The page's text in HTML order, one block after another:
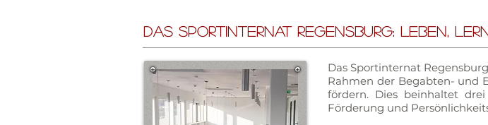
Das Sportinternat Regensburg: Leben,
Das Sportinternat
Rahmen der Begabten- und
fördern. Dies beinhaltet
Förderung und